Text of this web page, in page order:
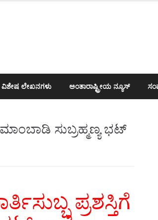
ವಿಶೇಷ ಲೇಖನಗಳು ಅಂತಾರಾಷ್ಟ್ರೀಯ ನ್ಯೂಸ್
ಸುಬ್ರಹ್ಮಣ್ಯ ಭಟ್
ಪ್ರಶಸ್ತಿಗೆ